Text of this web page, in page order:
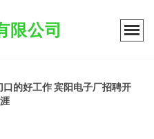
限公司
口的好工作 宾阳电子厂招聘开